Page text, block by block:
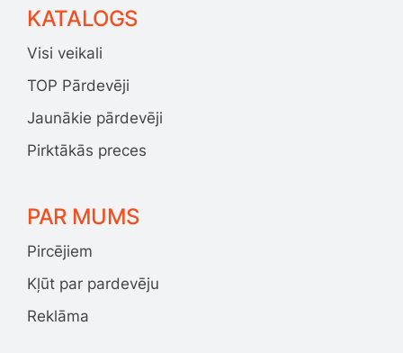
KATALOGS
Visi veikali
TOP Pārdevēji
Jaunākie pārdevēji
Pirktākās preces
PAR MUMS
Pircējiem
Kļūt par pardevēju
Reklāma